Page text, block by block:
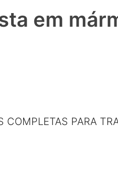
em
COMPLETAS PARA